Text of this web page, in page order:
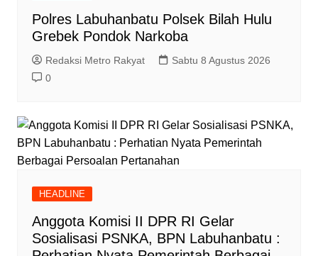
Polres Labuhanbatu Polsek Bilah Hulu
Grebek Pondok Narkoba
Redaksi Metro Rakyat
Sabtu 8 Agustus 2026
0
HEADLINE
Anggota Komisi II DPR RI Gelar
Sosialisasi PSNKA, BPN Labuhanbatu :